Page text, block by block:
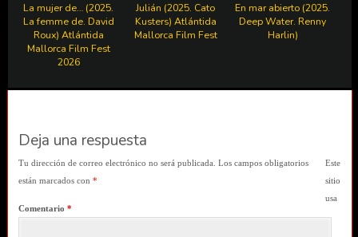
La mujer de… (2025.
La femme de. David
Roux) Atlántida
Mallorca Film Fest
2026
Julián (2025. Cato
Kusters) Atlántida
Mallorca Film Fest
En mar abierto (2025.
Deep Water. Renny
Harlin)
Deja una respuesta
Tu dirección de correo electrónico no será publicada. Los campos obligatorios
están marcados con *
Comentario *
Este
sitio
usa